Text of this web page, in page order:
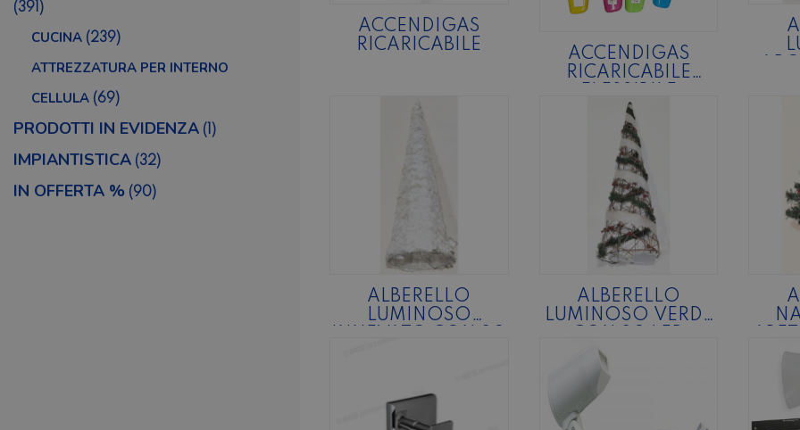
IN OFFERTA % (90)
(391)
CUCINA (239)
ATTREZZATURA PER INTERNO
CELLULA (69)
PRODOTTI IN EVIDENZA (1)
IMPIANTISTICA (32)
ACCENDIGAS
RICARICABILE
ACCENDIGAS
RICARICABILE
ALBERELLO
LUMINOSO
ALBERELLO
LUMINOSO VERDE